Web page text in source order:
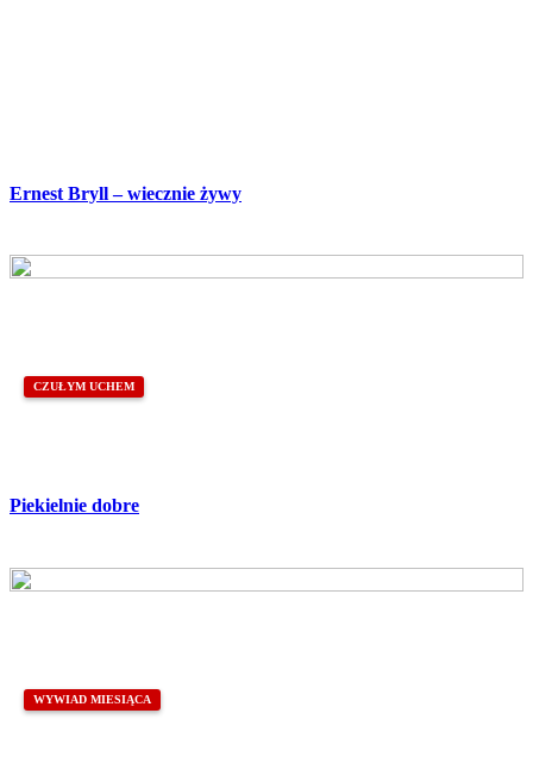
Ernest Bryll – wiecznie żywy
CZUŁYM UCHEM
Piekielnie dobre
WYWIAD MIESIĄCA